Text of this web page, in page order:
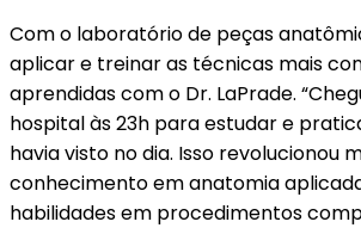
Com o laboratório de peças
aplicar e treinar as técnicas mais
aprendidas com o Dr. LaPrade.
hospital às 23h para estudar e
havia visto no dia. Isso revolucionou
conhecimento em anatomia
habilidades em procedimentos